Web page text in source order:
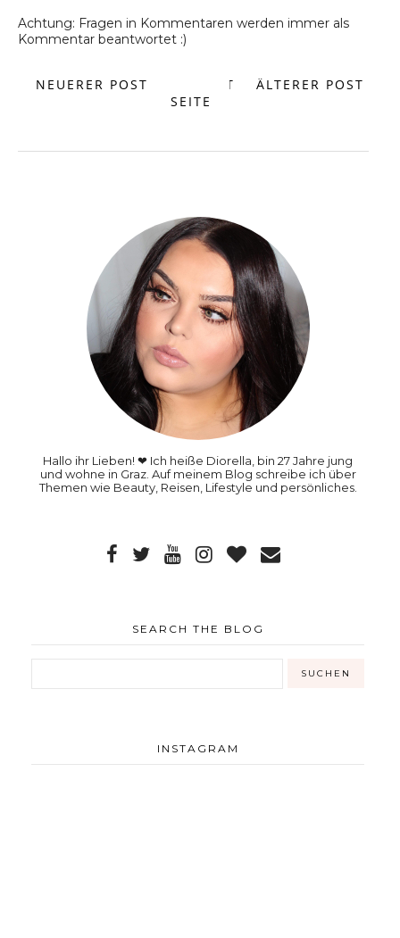
Achtung: Fragen in Kommentaren werden immer als
Kommentar beantwortet :)
NEUERER POST ÄLTERER POST
START
SEITE
Hallo ihr Lieben! ❤ Ich heiße Diorella, bin 27 Jahre jung
und wohne in Graz. Auf meinem Blog schreibe ich über
Themen wie Beauty, Reisen, Lifestyle und persönliches.
SEARCH THE BLOG
INSTAGRAM